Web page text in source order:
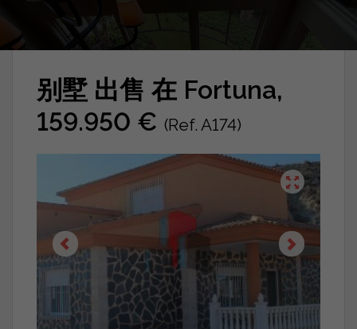
别墅 出售 在 Fortuna,
159.950 € (Ref. A174)